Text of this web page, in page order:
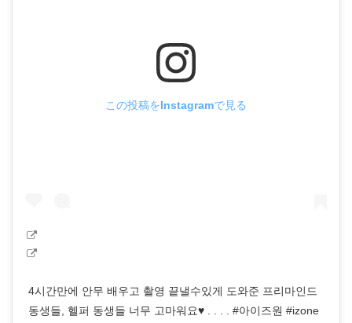
この投稿をInstagramで見る
4시간만에 안무 배우고 촬영 끝낼수있게 도와준 프리마인드
동생들, 헬퍼 동생들 너무 고마워요♥️ . . . . #아이즈원 #izone